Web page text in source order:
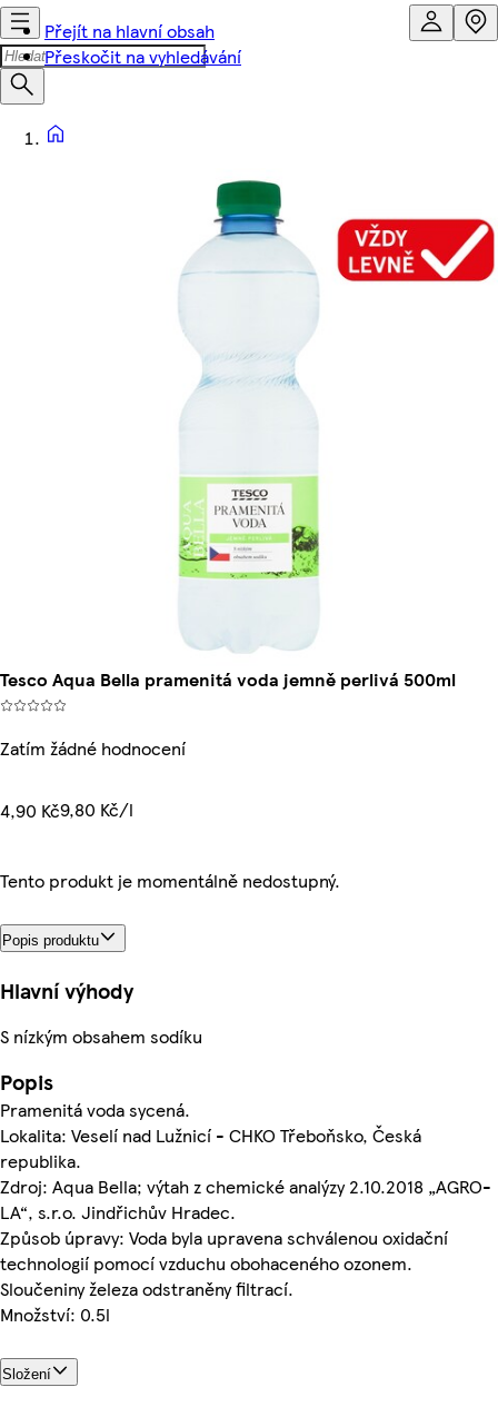
Přejít na hlavní obsah
Přeskočit na vyhledávání
Tesco Aqua Bella pramenitá voda jemně perlivá 500ml
Zatím žádné hodnocení
4,90 Kč9,80 Kč/l
Tento produkt je momentálně nedostupný.
Popis produktu
Hlavní výhody
S nízkým obsahem sodíku
Popis
Pramenitá voda sycená.
Lokalita: Veselí nad Lužnicí - CHKO Třeboňsko, Česká
republika.
Zdroj: Aqua Bella; výtah z chemické analýzy 2.10.2018 „AGRO-
LA“, s.r.o. Jindřichův Hradec.
Způsob úpravy: Voda byla upravena schválenou oxidační
technologií pomocí vzduchu obohaceného ozonem.
Sloučeniny železa odstraněny filtrací.
Množství: 0.5l
Složení